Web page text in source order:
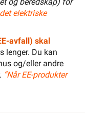
elektriske
avfall) skal
lenger. Du kan
og/eller andre
“Når EE-produkter